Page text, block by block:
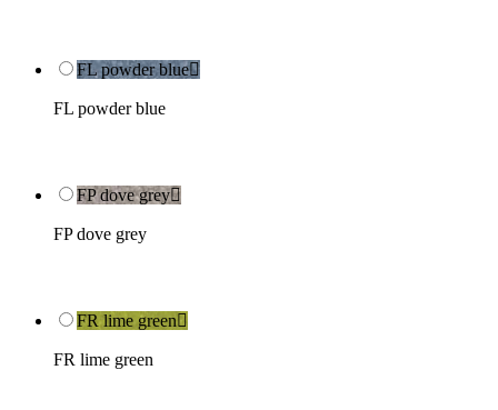
FL powder blue
FL powder blue
FP dove grey
FP dove grey
FR lime green
FR lime green